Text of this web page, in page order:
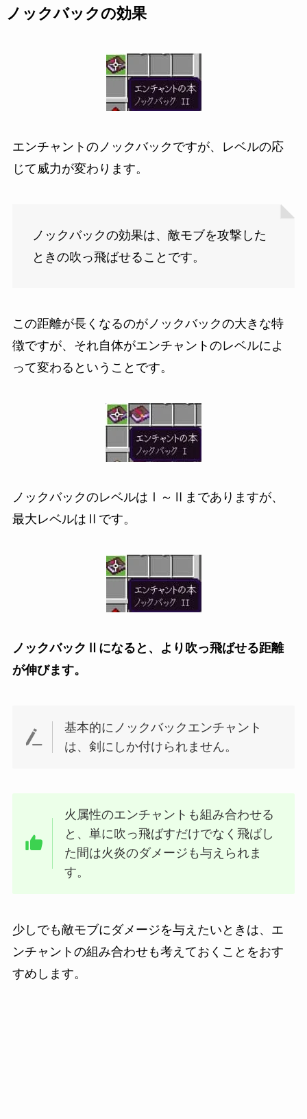
ノックバックの効果
エンチャントのノックバックですが、レベルの応
じて威力が変わります。
ノックバックの効果は、敵モブを攻撃した
ときの吹っ飛ばせることです。
この距離が長くなるのがノックバックの大きな特
徴ですが、それ自体がエンチャントのレベルによ
って変わるということです。
ノックバックのレベルはⅠ～Ⅱまでありますが、
最大レベルはⅡです。
ノックバックⅡになると、より吹っ飛ばせる距離
が伸びます。
基本的にノックバックエンチャント
は、剣にしか付けられません。
火属性のエンチャントも組み合わせる
と、単に吹っ飛ばすだけでなく飛ばし
た間は火炎のダメージも与えられま
す。
少しでも敵モブにダメージを与えたいときは、エ
ンチャントの組み合わせも考えておくことをおす
すめします。